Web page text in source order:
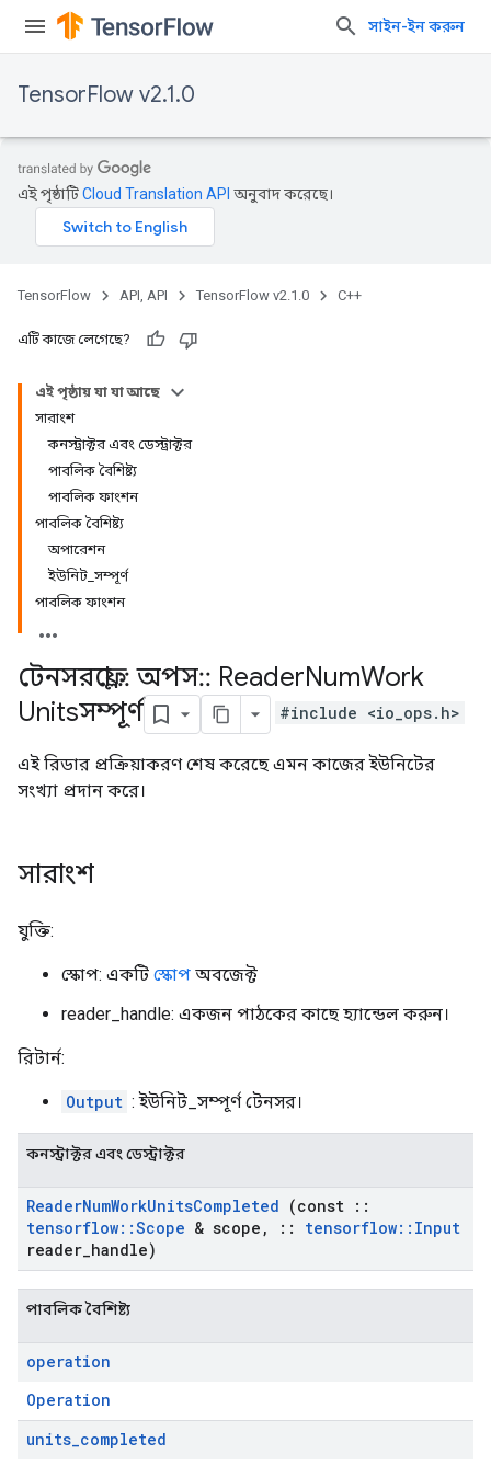
সাইন-ইন করুন
TensorFlow v2.1.0
এই পৃষ্ঠাটিCloud Translation API অনুবাদ করেছে।
TensorFlow API, API TensorFlow v2.1.0 C++
এটি কাজে লেগেছে?
এই পৃষ্ঠায় যা যা আছে
সারাংশ
কনস্ট্রাক্টর এবং ডেস্ট্রাক্টর
পাবলিক বৈশিষ্ট্য
পাবলিক ফাংশন
পাবলিক বৈশিষ্ট্য
অপারেশন
ইউনিট_সম্পূর্ণ
পাবলিক ফাংশন
টেনসরফ্লো:: অপস:: ReaderNumWork
Unitsসম্পূর্ণ
#include <io_ops.h>
এই রিডার প্রক্রিয়াকরণ শেষ করেছে এমন কাজের ইউনিটের
সংখ্যা প্রদান করে।
সারাংশ
যুক্তি:
স্কোপ: একটি স্কোপ অবজেক্ট
reader_handle: একজন পাঠকের কাছে হ্যান্ডেল করুন।
রিটার্ন:
Output : ইউনিট_সম্পূর্ণ টেনসর।
কনস্ট্রাক্টর এবং ডেস্ট্রাক্টর
ReaderNumWorkUnitsCompleted (const ::
tensorflow::Scope & scope , :: tensorflow:: Input
reader handle)
পাবলিক বৈশিষ্ট্য
operation
Operation
units_completed